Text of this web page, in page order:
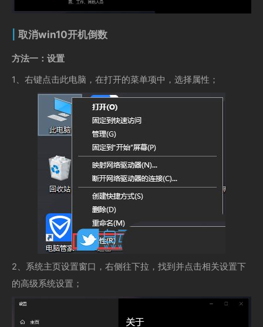
取消win10开机倒数
方法一：设置
1、右键点击此电脑，在打开的菜单项中，选择属性；
2、系统主页设置窗口，右侧往下拉，找到并点击相关设置下
的高级系统设置；